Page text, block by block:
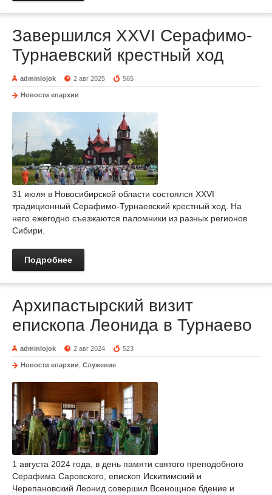
Завершился XXVI Серафимо-
Турнаевский крестный ход
adminlojok 2 авг 2025 565
Новости епархии
31 июля в Новосибирской области состоялся XXVI
традиционный Серафимо-Турнаевский крестный ход. На
него ежегодно съезжаются паломники из разных регионов
Сибири.
Подробнее
Архипастырский визит
епископа Леонида в Турнаево
adminlojok 2 авг 2024 523
Новости епархии Служение
1 августа 2024 года, в день памяти святого преподобного
Серафима Саровского, епископ Искитимский и
Черепановский Леонид совершил Всенощное бдение и